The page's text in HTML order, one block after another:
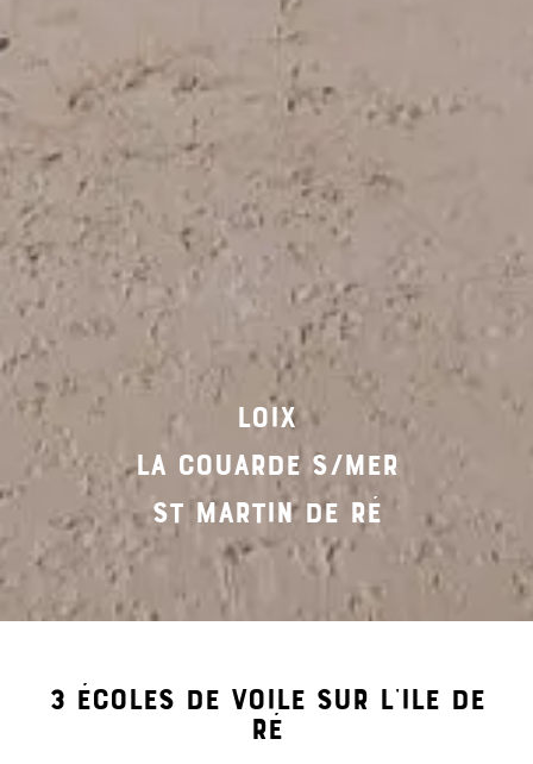
LOIX
LA COUARDE S/MER
ST MARTIN DE RÉ
3 écoles de voile sur l'ile de
ré